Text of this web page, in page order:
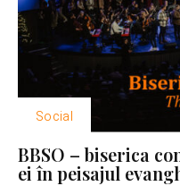
Social
BBSO – biserica
ei în peisajul